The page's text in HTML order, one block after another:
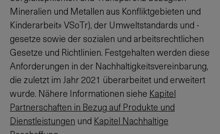
Mineralien und Metallen aus Konfliktgebieten und
Kinderarbeit» VSoTr), der Umweltstandards und -
gesetze sowie der sozialen und arbeitsrechtlichen
Gesetze und Richtlinien. Festgehalten werden diese
Anforderungen in der Nachhaltigkeitsvereinbarung,
die zuletzt im Jahr 2021 überarbeitet und erweitert
wurde. Nähere Informationen siehe Kapitel
Partnerschaften in Bezug auf Produkte und
Dienstleistungen und Kapitel Nachhaltige